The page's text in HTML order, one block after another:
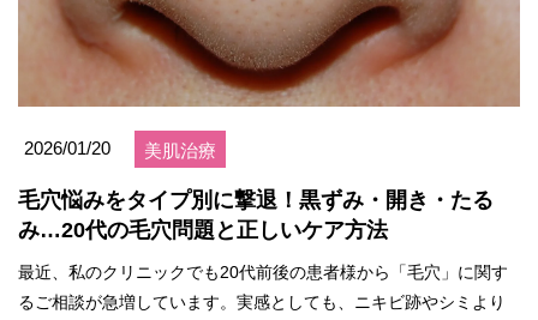
2026/01/20 美肌治療
毛穴悩みをタイプ別に撃退！黒ずみ・開き・たる
み…20代の毛穴問題と正しいケア方法
最近、私のクリニックでも20代前後の患者様から「毛穴」に関す
るご相談が急増しています。実感としても、ニキビ跡やシミより